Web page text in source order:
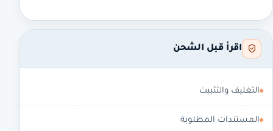
اقرأ قبل الشحن
التغليف والتثبيت
المستندات المطلوبة